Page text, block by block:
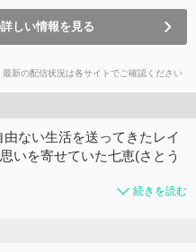
しい情報を見る
新の配信状況は各サイトでご確認ください
ない生活を送ってきたレイ
いを寄せていた七恵(さとう
続きを読む